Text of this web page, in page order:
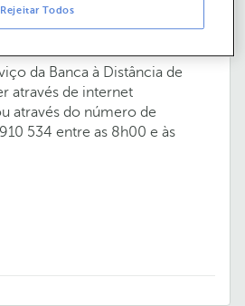
este serviço em cada um
da Banca à Distância de
através de internet
através do número de
534 entre as 8h00 e às
Rejeitar Todos